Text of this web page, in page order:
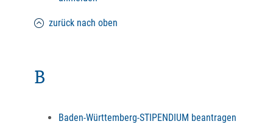
zurück nach oben
B
Baden-Württemberg-STIPENDIUM beantragen